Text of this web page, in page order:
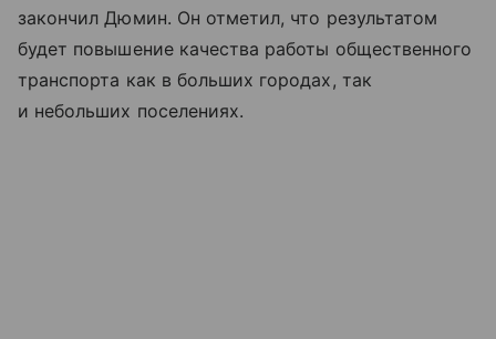
закончил Дюмин. Он отметил, что результатом
будет повышение качества работы общественного
транспорта как в больших городах, так
и небольших поселениях.